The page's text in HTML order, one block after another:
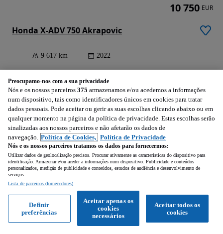
Honda X-ADV 750 Akrapovic
9 617 km 2022
Aves (Porto)
Profissional • Para o topo
Ver anúncios
MOTOCAR
Financiamento Oficina Repações rápidas Serviço de Pneus
10 750 EUR
Preocupamo-nos com a sua privacidade
Nós e os nossos parceiros 375 armazenamos e/ou acedemos a informações
num dispositivo, tais como identificadores únicos em cookies para tratar
dados pessoais. Pode aceitar ou gerir as suas escolhas clicando abaixo ou em
qualquer momento na página da política de privacidade. Estas escolhas serão
sinalizadas aos nossos parceiros e não afetarão os dados de
navegação. Política de Cookies, Política de Privacidade
Nós e os nossos parceiros tratamos os dados para fornecermos:
Utilizar dados de geolocalização precisos. Procurar ativamente as características do dispositivo para
identificação. Armazenar e/ou aceder a informações num dispositivo. Publicidade e conteúdos
personalizados, medição de publicidade e conteúdos, estudos de audiência e desenvolvimento de
serviços.
Lista de parceiros (fornecedores)
Aceitar todos os
cookies
Aceitar apenas os
cookies
necessários
Definir
preferências